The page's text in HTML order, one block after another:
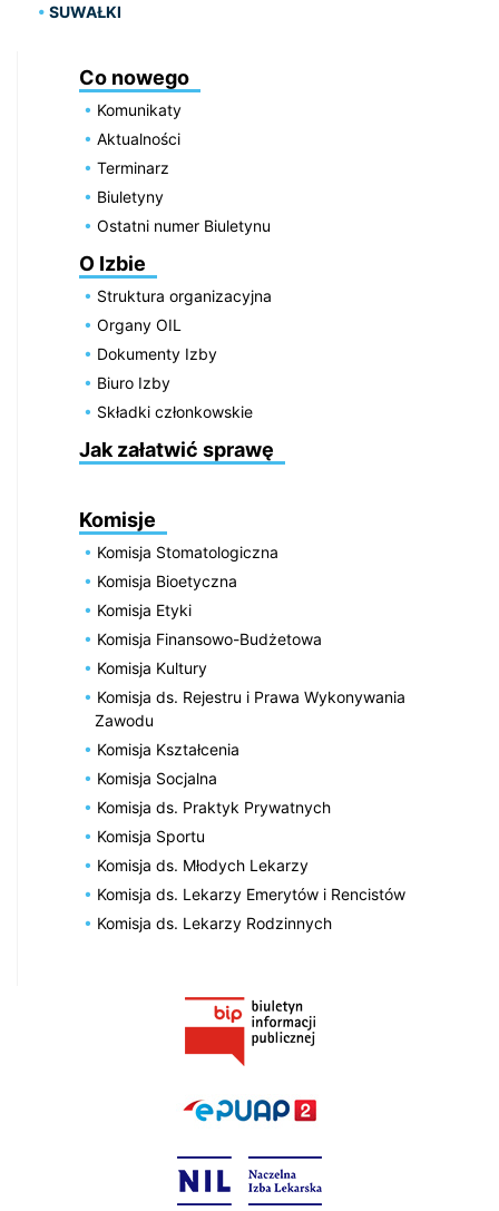
SUWAŁKI
Co nowego
Komunikaty
Aktualności
Terminarz
Biuletyny
Ostatni numer Biuletynu
O Izbie
Struktura organizacyjna
Organy OIL
Dokumenty Izby
Biuro Izby
Składki członkowskie
Jak załatwić sprawę
Komisje
Komisja Stomatologiczna
Komisja Bioetyczna
Komisja Etyki
Komisja Finansowo-Budżetowa
Komisja Kultury
Komisja ds. Rejestru i Prawa Wykonywania
Zawodu
Komisja Kształcenia
Komisja Socjalna
Komisja ds. Praktyk Prywatnych
Komisja Sportu
Komisja ds. Młodych Lekarzy
Komisja ds. Lekarzy Emerytów i Rencistów
Komisja ds. Lekarzy Rodzinnych